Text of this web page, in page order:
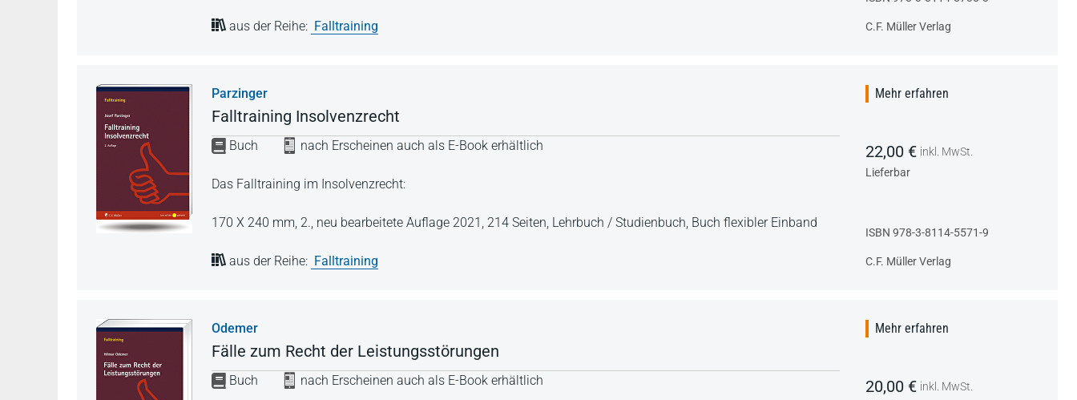
aus der Reihe: Falltraining C.F. Müller Verlag
Parzinger
Falltraining Insolvenzrecht
Buch nach Erscheinen auch als E-Book erhältlich
Das Falltraining im Insolvenzrecht:
170 X 240 mm, 2., neu bearbeitete Auflage 2021, 214 Seiten, Lehrbuch / Studienbuch, Buch flexibler Einband
aus der Reihe: Falltraining
Mehr erfahren
22,00 € inkl. MwSt.
Lieferbar
ISBN 978-3-8114-5571-9
C.F. Müller Verlag
Odemer
Fälle zum Recht der Leistungsstörungen
Buch nach Erscheinen auch als E-Book erhältlich
Mehr erfahren
20,00 € inkl. MwSt.